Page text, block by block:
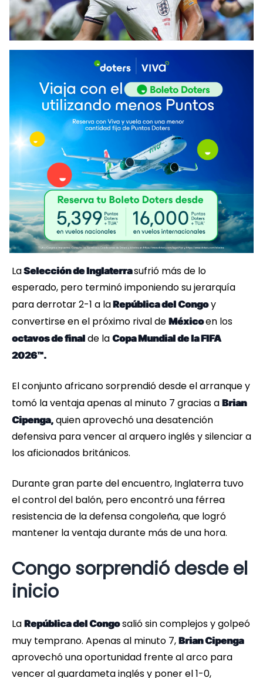
LaSelección de Inglaterrasufrió más de lo
esperado, pero terminó imponiendo su jerarquía
para derrotar 2-1 a laRepública del Congoy
convertirse en el próximo rival de Méxicoen los
octavos de final de la Copa Mundial de la FIFA
2026™.
El conjunto africano sorprendió desde el arranque y
tomó la ventaja apenas al minuto 7 gracias a Brian
Cipenga, quien aprovechó una desatención
defensiva para vencer al arquero inglés y silenciar a
los aficionados británicos.
Durante gran parte del encuentro, Inglaterra tuvo
el control del balón, pero encontró una férrea
resistencia de la defensa congoleña, que logró
mantener la ventaja durante más de una hora.
Congo sorprendió desde el
inicio
La República del Congosalió sin complejos y golpeó
muy temprano. Apenas al minuto 7, Brian Cipenga
aprovechó una oportunidad frente al arco para
vencer al guardameta inglés y poner el 1-0,